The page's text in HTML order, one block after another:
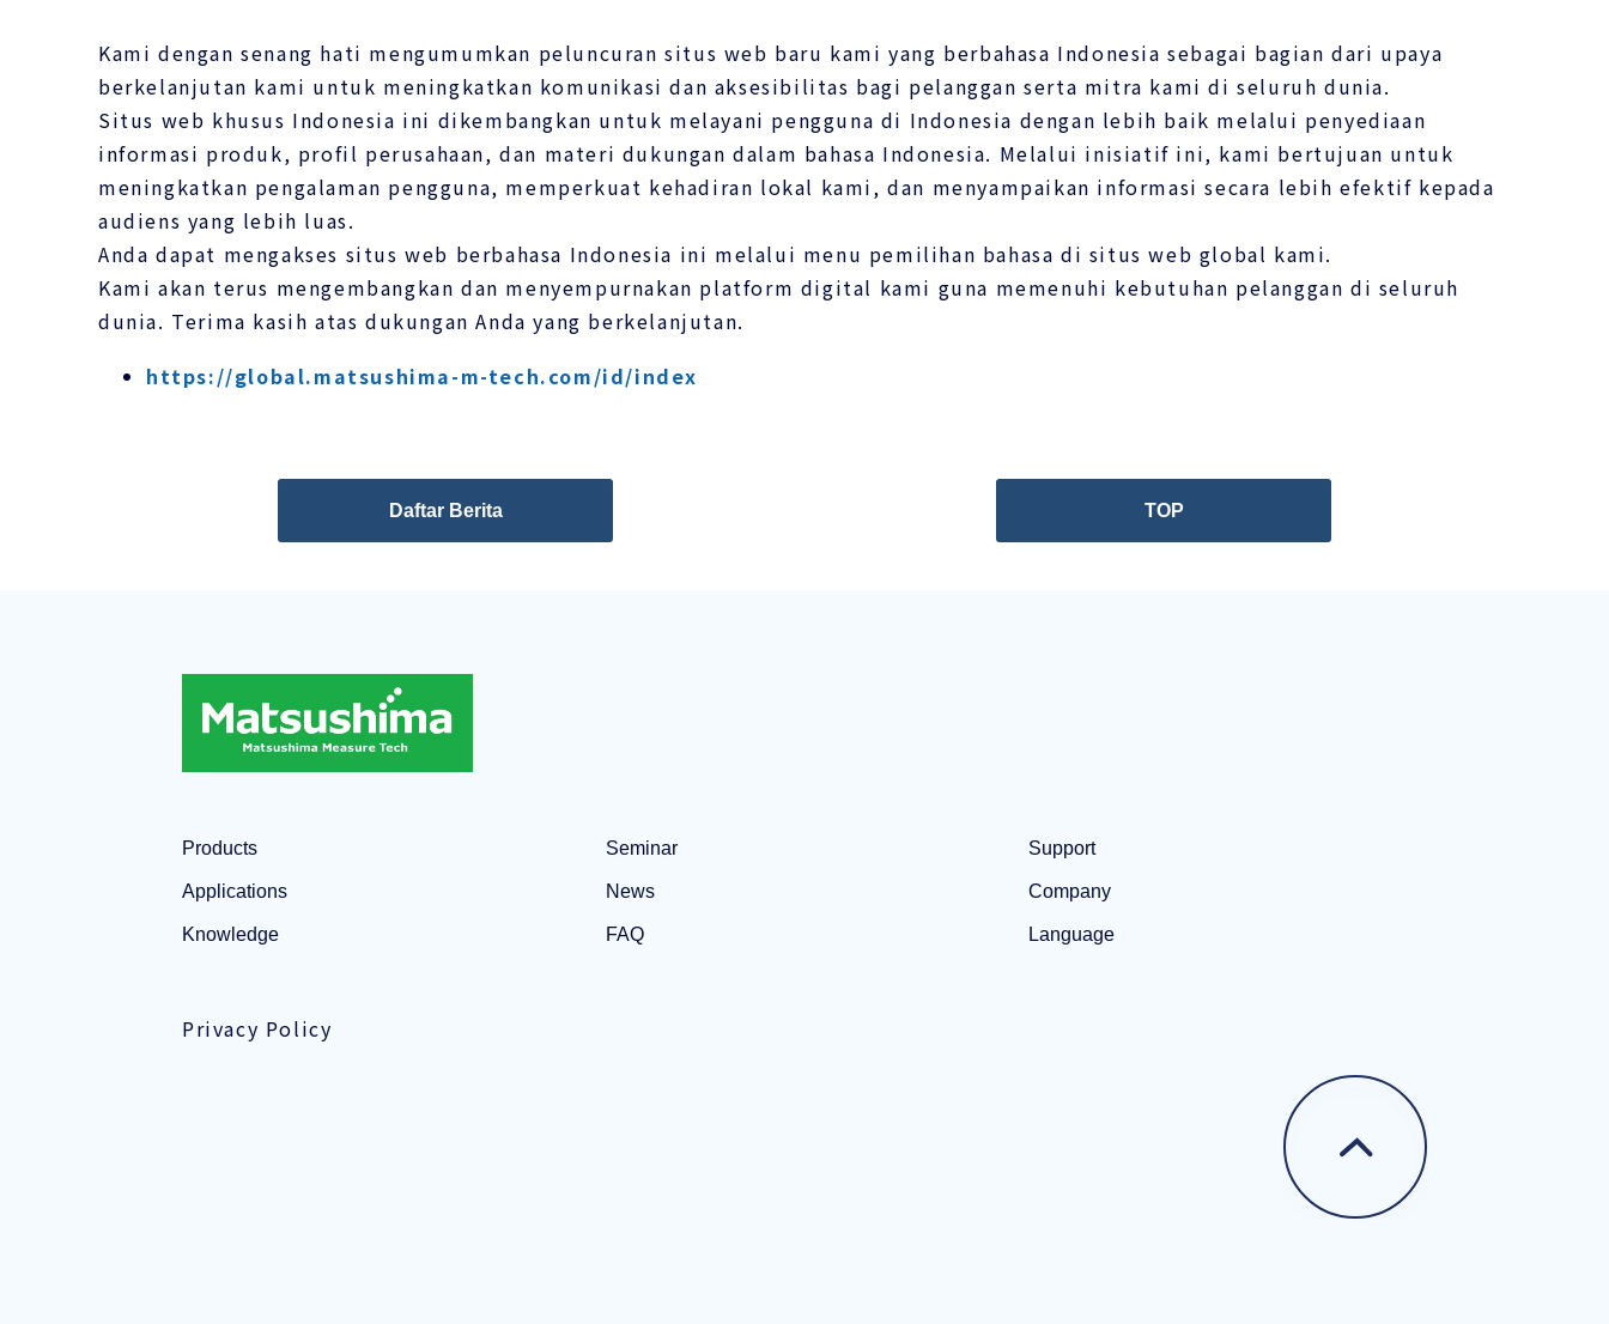
Kami dengan senang hati mengumumkan peluncuran situs web baru kami yang berbahasa Indonesia sebagai bagian dari upaya
berkelanjutan kami untuk meningkatkan komunikasi dan aksesibilitas bagi pelanggan serta mitra kami di seluruh dunia.
Situs web khusus Indonesia ini dikembangkan untuk melayani pengguna di Indonesia dengan lebih baik melalui penyediaan
informasi produk, profil perusahaan, dan materi dukungan dalam bahasa Indonesia. Melalui inisiatif ini, kami bertujuan untuk
meningkatkan pengalaman pengguna, memperkuat kehadiran lokal kami, dan menyampaikan informasi secara lebih efektif kepada
audiens yang lebih luas.
Anda dapat mengakses situs web berbahasa Indonesia ini melalui menu pemilihan bahasa di situs web global kami.
Kami akan terus mengembangkan dan menyempurnakan platform digital kami guna memenuhi kebutuhan pelanggan di seluruh
dunia. Terima kasih atas dukungan Anda yang berkelanjutan.
https://global.matsushima-m-tech.com/id/index
Daftar Berita TOP
Products
Applications
Knowledge
Seminar
News
FAQ
Support
Company
Language
Privacy Policy